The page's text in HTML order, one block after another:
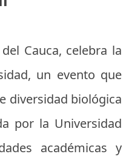
Cauca, celebra la
un evento que
diversidad biológica
por la Universidad
académicas y